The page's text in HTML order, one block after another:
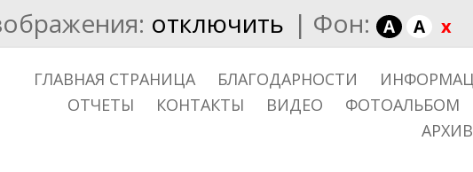
отключить | Фон: A A x
ГЛАВНАЯ СТРАНИЦА БЛАГОДАРНОСТИ
ОТЧЕТЫ
КОНТАКТЫ ВИДЕО ФОТОАЛЬБОМ